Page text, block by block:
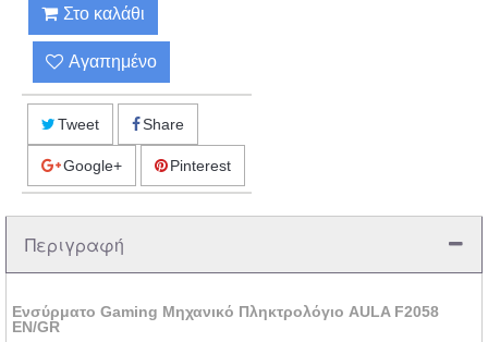
Στο καλάθι
Αγαπημένο
Tweet Share
Google+ Pinterest
Περιγραφή
Ενσύρματο Gaming Μηχανικό Πληκτρολόγιο AULA F2058
EN/GR